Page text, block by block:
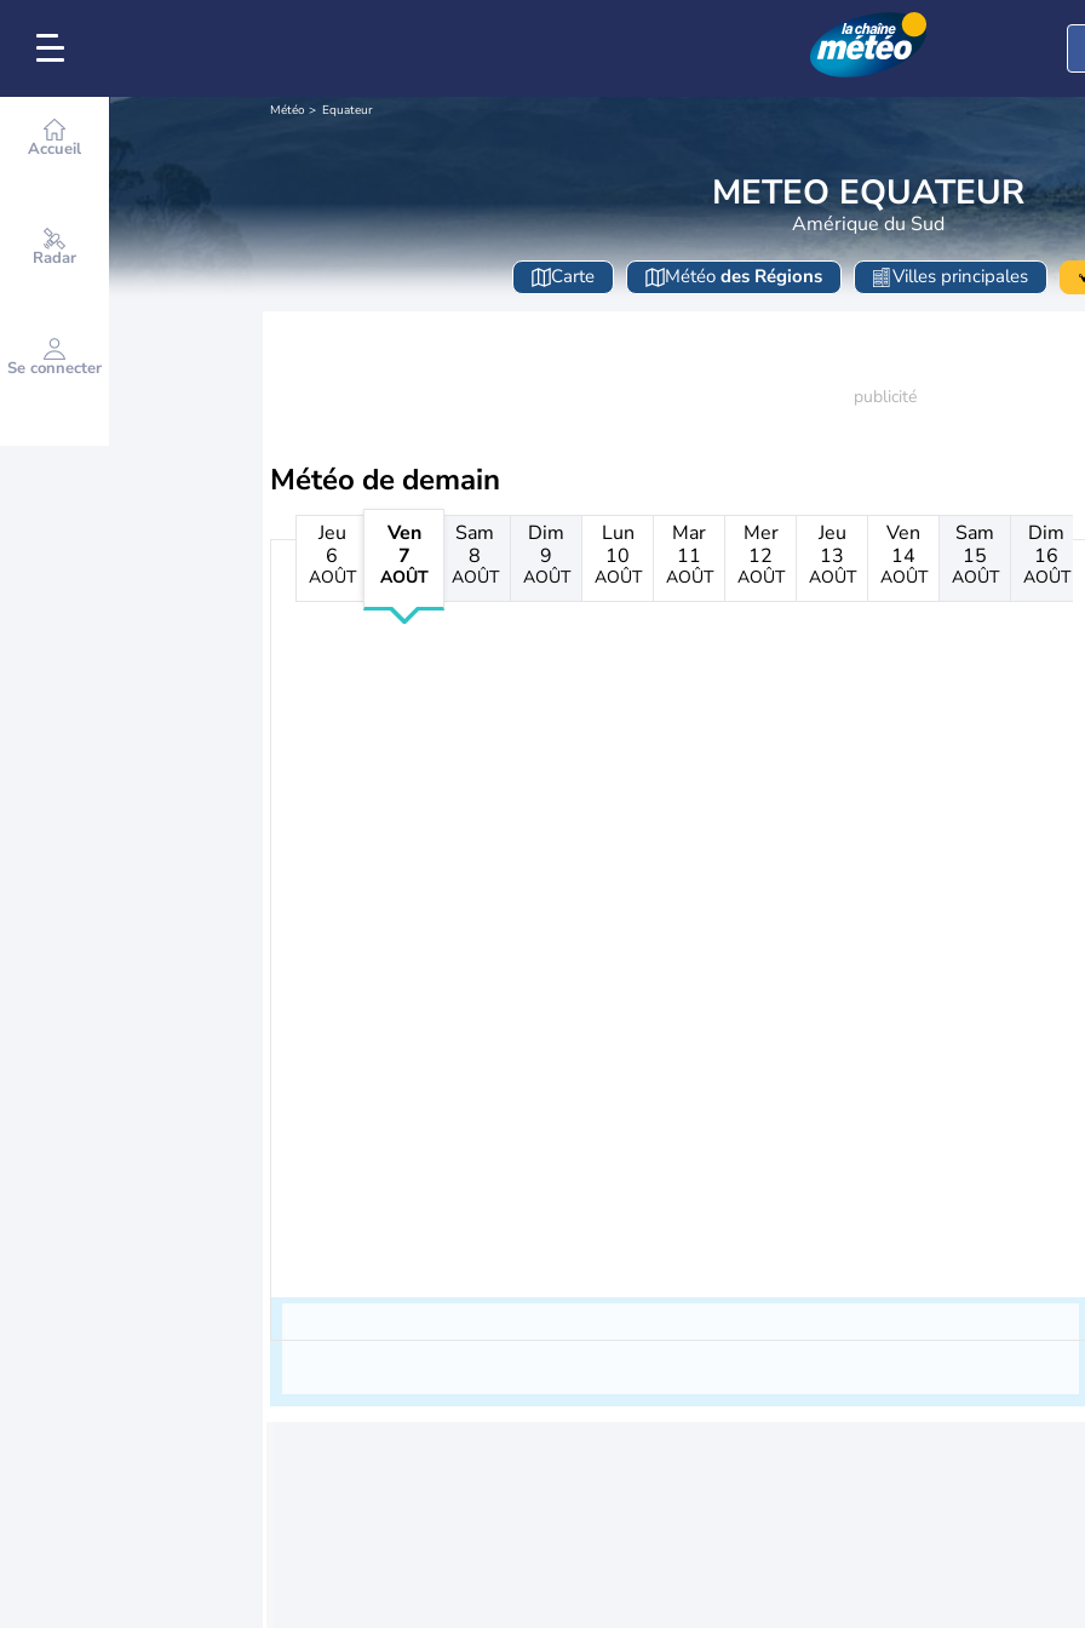
Accueil
Radar
Se connecter
Météo Equateur
METEO EQUATEUR
Amérique du Sud
Carte Météo des Régions Villes principales
Météo de demain
Jeu
6
AOÛT
Ven
7
AOÛT
Sam
8
AOÛT
Dim
9
AOÛT
Lun
10
AOÛT
Mar
11
AOÛT
Mer
12
AOÛT
Jeu
13
AOÛT
Ven
14
AOÛT
Sam
15
AOÛT
Dim
16
AOÛT